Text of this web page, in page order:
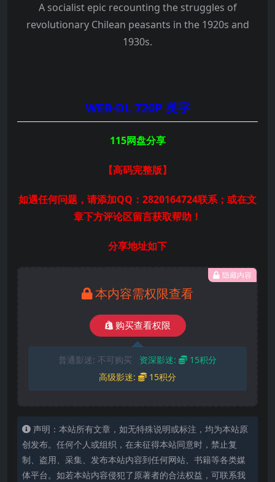
A socialist epic recounting the struggles of
revolutionary Chilean peasants in the 1920s and
1930s.
WEB-DL 720P 英字
115网盘分享
【高码完整版】
如遇任何问题，请添加QQ：2820164724联系；或在文
章下方评论区留言获取帮助！
分享地址如下
隐藏内容
本内容需权限查看
购买查看权限
普通影迷: 不可购买 资深影迷:
15积分
高级影迷:
15积分
声明：本站所有文章，如无特殊说明或标注，均为本站原
创发布。任何个人或组织，在未征得本站同意时，禁止复
制、盗用、采集、发布本站内容到任何网站、书籍等各类媒
体平台。如若本站内容侵犯了原著者的合法权益，可联系我